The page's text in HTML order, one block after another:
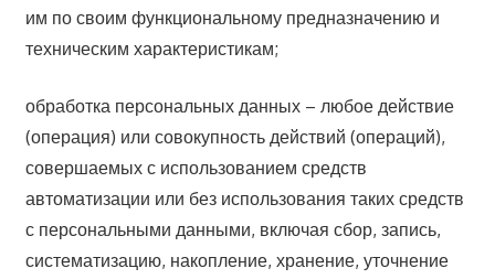
им по своим функциональному предназначению и
техническим характеристикам;
обработка персональных данных – любое действие
(операция) или совокупность действий (операций),
совершаемых с использованием средств
автоматизации или без использования таких средств
с персональными данными, включая сбор, запись,
систематизацию, накопление, хранение, уточнение